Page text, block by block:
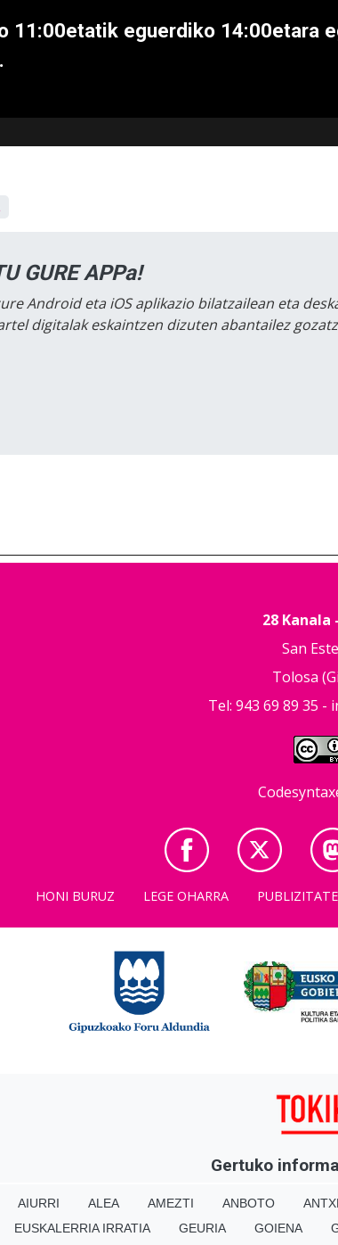
11:00etatik eguerdiko 14:00etara
GURE APPa!
Android eta iOS aplikazio bilatzailean eta
digitalak eskaintzen dizuten abantailez
28 Kanala
San
Tolosa
Tel: 943 69 89 35 -
HONI BURUZ LEGE OHARRA
Gertuko
AIURRI ALEA AMEZTI ANBOTO
EUSKALERRIA IRRATIA GEURIA GOIENA